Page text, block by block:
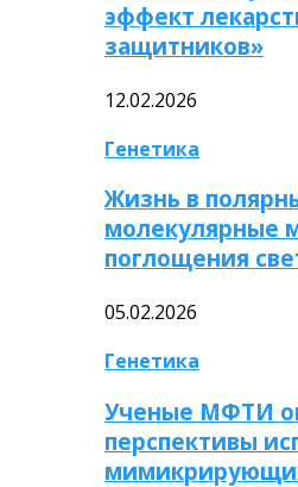
эффект
защитников»
12.02.2026
Генетика
Жизнь в
молекулярные
поглощения
05.02.2026
Генетика
Ученые МФТИ
перспективы